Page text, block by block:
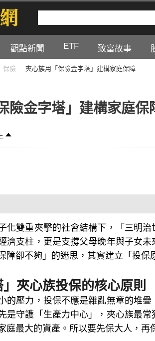
觀點新聞 ETF 致富故事
保險 夾心族用「保險金字塔」建構家庭保障
險金字塔」建構家庭保
化雙重夾擊的社會結構下，「三明
濟支柱，更是支撐父母晚年與子女
障卻不夠」的迷思，其實建立「投保
」夾心族投保的核心原則
的壓力，投保不應是雜亂無章的堆
是守護「生產力中心」，夾心族最
庭最大的資產。所以要先保大人，再